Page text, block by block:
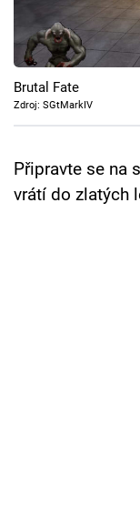
Cool Esport
Pořady
TV Program
Přihlášení
Brutal Fate
Zdroj: SGtMarkIV
Připravte se na
vrátí do zlatých